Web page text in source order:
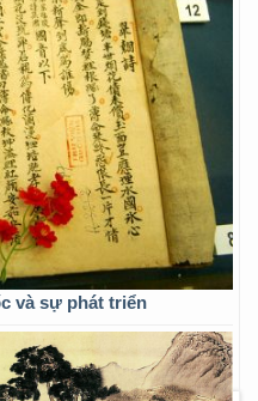
và sự phát triển